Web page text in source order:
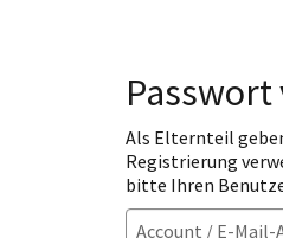
Passwort
Als Elternteil
Registrierung
bitte Ihren